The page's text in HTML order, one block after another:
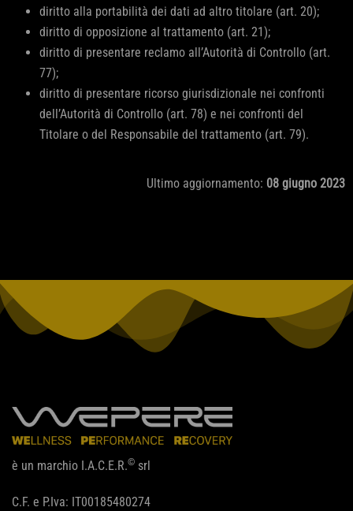
diritto alla portabilità dei dati ad altro titolare (art. 20);
diritto di opposizione al trattamento (art. 21);
diritto di presentare reclamo all’Autorità di Controllo (art.
77);
diritto di presentare ricorso giurisdizionale nei confronti
dell’Autorità di Controllo (art. 78) e nei confronti del
Titolare o del Responsabile del trattamento (art. 79).
Ultimo aggiornamento: 08 giugno 2023
è un marchio I.A.C.E.R.© srl
C.F. e P.Iva: IT00185480274